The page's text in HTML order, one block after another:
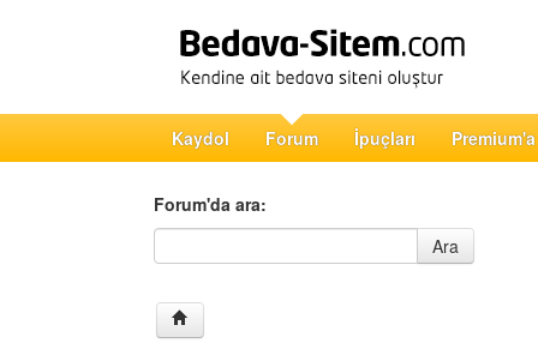
Kaydol Forum İpuçları
Forum'da ara:
Forum'da ara
Ara